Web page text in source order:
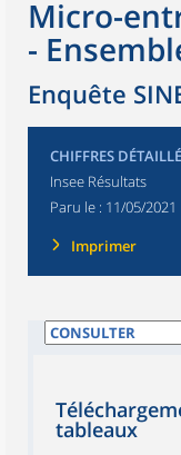
Micro-
-
Enquête
CHIFFRES
Insee Résultats
Paru le : 11/05/2021
Imprimer
tableaux